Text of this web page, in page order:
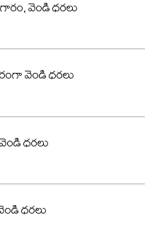
వెండి ధరలు
వెండి ధరలు
ధరలు
ధరలు